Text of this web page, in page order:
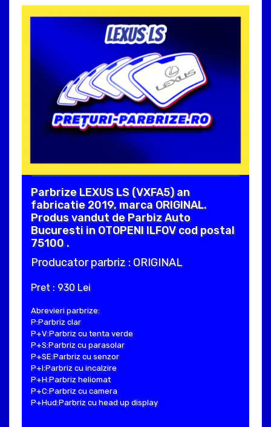
Parbrize LEXUS LS (VXFA5) an
fabricatie 2019, marca ORIGINAL.
Produs vandut de Parbiz Auto
Bucuresti in OTOPENI ILFOV cod postal
75100 .
Producator parbriz : ORIGINAL
Pret : 930 Lei
Abrevieri parbrize:
P:Parbriz clar
P+V:Parbriz cu tenta verde
P+S:Parbriz cu parasolar
P+SE:Parbriz cu senzor
P+I:Parbriz cu incalzire
P+H:Parbriz heliomat
P+C:Parbriz cu camera
P+Hud:Parbriz cu head up display